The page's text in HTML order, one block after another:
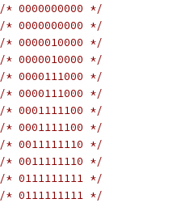
/* 0000000000 */
/* 0000000000 */
/* 0000010000 */
/* 0000010000 */
/* 0000111000 */
/* 0000111000 */
/* 0001111100 */
/* 0001111100 */
/* 0011111110 */
/* 0011111110 */
/* 0111111111 */
/* 0111111111 */